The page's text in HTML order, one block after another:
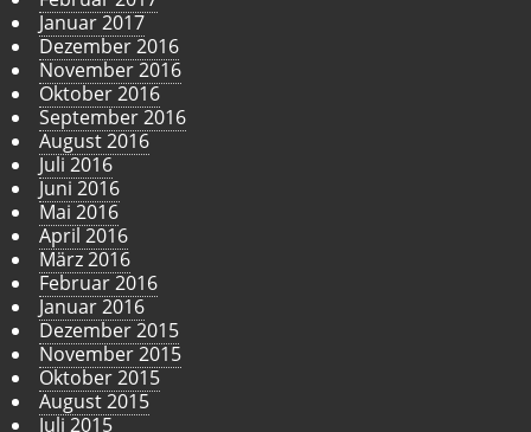
Januar 2017
Dezember 2016
November 2016
Oktober 2016
September 2016
August 2016
Juli 2016
Juni 2016
Mai 2016
April 2016
März 2016
Februar 2016
Januar 2016
Dezember 2015
November 2015
Oktober 2015
August 2015
Juli 2015